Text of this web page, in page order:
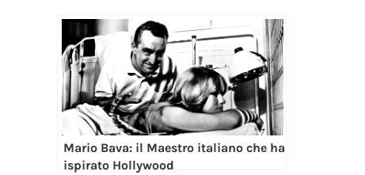
Mario Bava: il Maestro italiano che ha
ispirato Hollywood